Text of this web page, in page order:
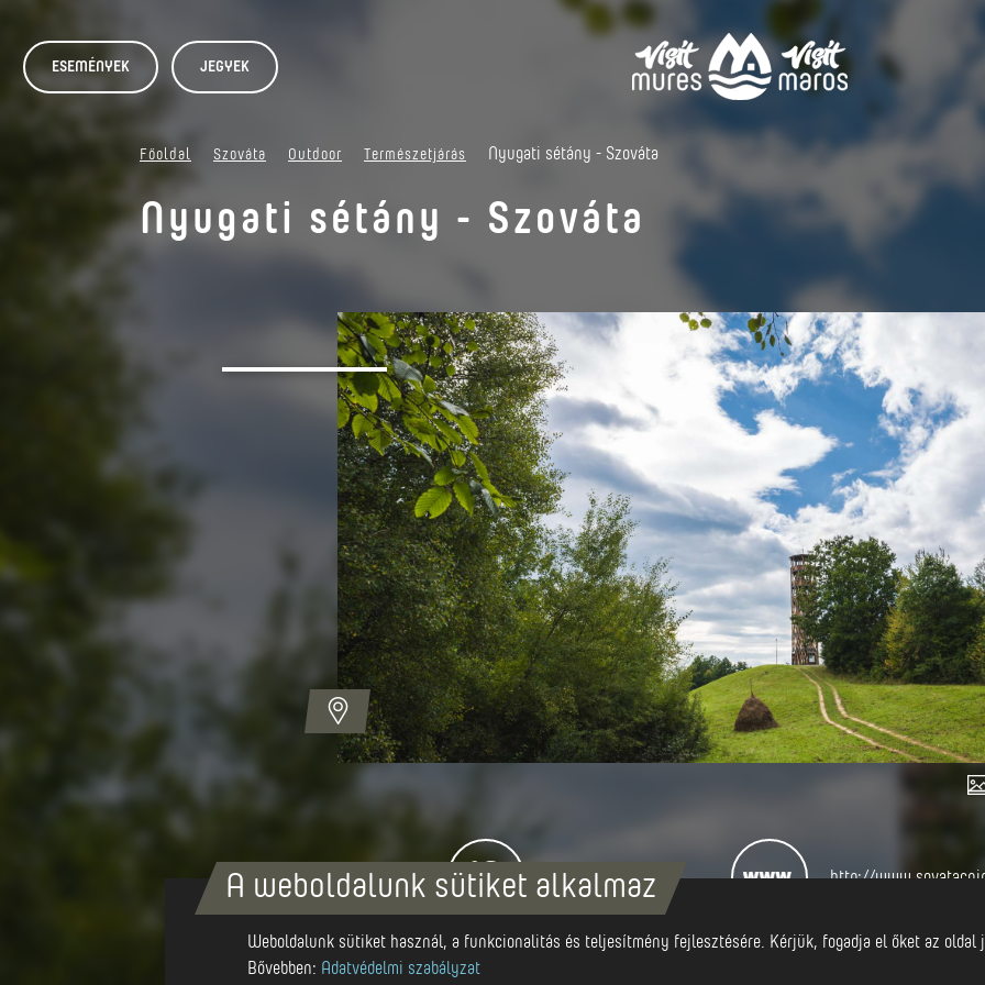
ESEMÉNYEK JEGYEK
Főoldal Szováta Outdoor Természetjárás Nyugati sétány - Szováta
Nyugati sétány - Szováta
0040 365082197 http://
A weboldalunk sütiket alkalmaz
Weboldalunk sütiket használ, a funkcionalitás és teljesítmény fejlesztésére. Kérjük, fogadja el őket az oldal
Bővebben: Adatvédelmi szabályzat